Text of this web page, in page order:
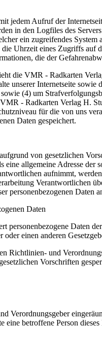
jedem Aufruf der
in den Logfiles des
ein zugreifendes
Uhrzeit eines Zugriffs
die der
die VMR - Radkarten
unserer Internetseite
(4) um
- Radkarten Verlag H.
für die von uns
Daten gespeichert.
von gesetzlichen
allgemeine Adresse
aufnimmt,
Verantwortlichen
personenbezogenen Daten
Daten
personenbezogene Daten
einen anderen
Richtlinien- und
Vorschriften
Verordnungsgeber
eine betroffene Person